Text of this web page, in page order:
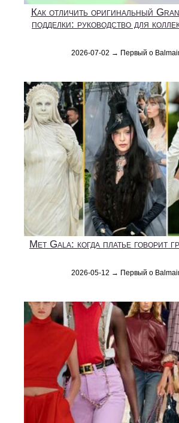
Как отличить оригинальный
подделки: руководство для
2026-07-02 → Первый о
Met Gala: когда платье говорит
2026-05-12 → Первый о